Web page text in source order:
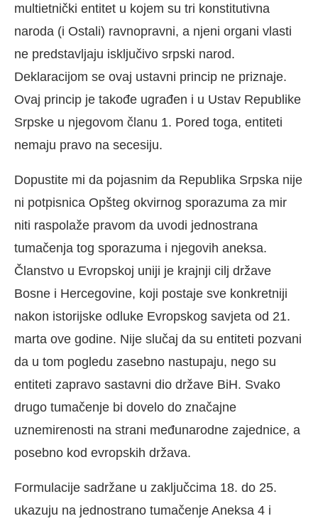
multietnički entitet u kojem su tri konstitutivna
naroda (i Ostali) ravnopravni, a njeni organi vlasti
ne predstavljaju isključivo srpski narod.
Deklaracijom se ovaj ustavni princip ne priznaje.
Ovaj princip je takođe ugrađen i u Ustav Republike
Srpske u njegovom članu 1. Pored toga, entiteti
nemaju pravo na secesiju.
Dopustite mi da pojasnim da Republika Srpska nije
ni potpisnica Opšteg okvirnog sporazuma za mir
niti raspolaže pravom da uvodi jednostrana
tumačenja tog sporazuma i njegovih aneksa.
Članstvo u Evropskoj uniji je krajnji cilj države
Bosne i Hercegovine, koji postaje sve konkretniji
nakon istorijske odluke Evropskog savjeta od 21.
marta ove godine. Nije slučaj da su entiteti pozvani
da u tom pogledu zasebno nastupaju, nego su
entiteti zapravo sastavni dio države BiH. Svako
drugo tumačenje bi dovelo do značajne
uznemirenosti na strani međunarodne zajednice, a
posebno kod evropskih država.
Formulacije sadržane u zaključcima 18. do 25.
ukazuju na jednostrano tumačenje Aneksa 4 i